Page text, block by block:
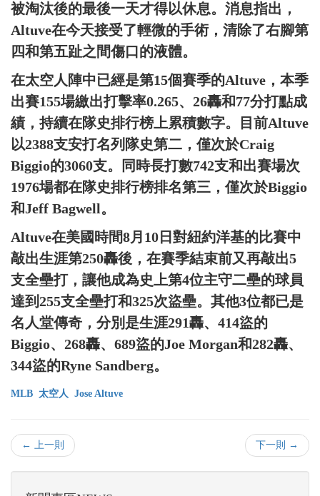
被淘汰後的最後一天才得以休息。消息指出，
Altuve在今天接受了輕微的手術，清除了右腳第
四和第五趾之間傷口的液體。
在太空人陣中已經是第15個賽季的Altuve，本季
出賽155場繳出打擊率0.265、26轟和77分打點成
績，持續在隊史排行榜上累積數字。目前Altuve
以2388支安打名列隊史第二，僅次於Craig
Biggio的3060支。同時長打數742支和出賽場次
1976場都在隊史排行榜排名第三，僅次於Biggio
和Jeff Bagwell。
Altuve在美國時間8月10日對紐約洋基的比賽中
敲出生涯第250轟後，在賽季結束前又再敲出5
支全壘打，讓他成為史上第4位主守二壘的球員
達到255支全壘打和325次盜壘。其他3位都已是
名人堂傳奇，分別是生涯291轟、414盜的
Biggio、268轟、689盜的Joe Morgan和282轟、
344盜的Ryne Sandberg。
MLB 太空人 Jose Altuve
← 上一則 下一則 →